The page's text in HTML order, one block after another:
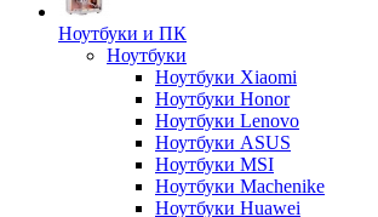
Ноутбуки и ПК
Ноутбуки
Ноутбуки Xiaomi
Ноутбуки Honor
Ноутбуки Lenovo
Ноутбуки ASUS
Ноутбуки MSI
Ноутбуки Machenike
Ноутбуки Huawei